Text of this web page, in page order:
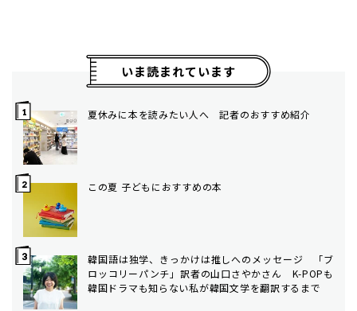
いま読まれています
夏休みに本を読みたい人へ 記者のおすすめ紹介
この夏 子どもにおすすめの本
韓国語は独学、きっかけは推しへのメッセージ 「ブ
ロッコリーパンチ」訳者の山口さやかさん K-POPも
韓国ドラマも知らない私が韓国文学を翻訳するまで